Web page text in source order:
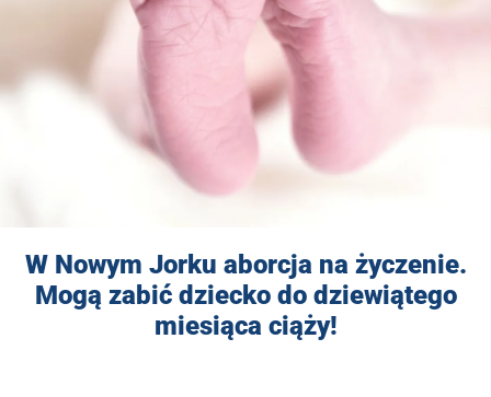
W Nowym Jorku aborcja na życzenie.
Mogą zabić dziecko do dziewiątego
miesiąca ciąży!